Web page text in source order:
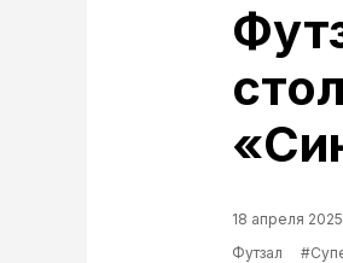
18 апреля
Футзал